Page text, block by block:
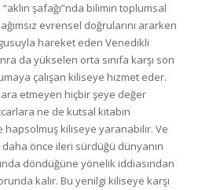
şafağı”nda bilimin toplumsal
evrensel doğrularını ararken
hareket eden Venedikli
da yükselen orta sınıfa karşı son
çalışan kiliseye hizmet eder.
etmeyen hiçbir şeye değer
ne de kutsal kitabın
hapsolmuş kiliseye yaranabilir. Ve
önce ileri sürdüğü dünyanın
döndüğüne yönelik iddiasından
kalır. Bu yenilgi kiliseye karşı